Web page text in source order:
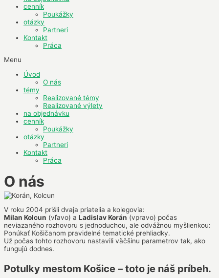
cenník
Poukážky
otázky
Partneri
Kontakt
Práca
Menu
Úvod
O nás
témy
Realizované témy
Realizované výlety
na objednávku
cenník
Poukážky
otázky
Partneri
Kontakt
Práca
O nás
V roku 2004 prišli dvaja priatelia a kolegovia:
Milan Kolcun (vľavo) a Ladislav Korán (vpravo) počas
neviazaného rozhovoru s jednoduchou, ale odvážnou myšlienkou:
Ponúkať Košičanom pravidelné tematické prehliadky.
Už počas tohto rozhovoru nastavili väčšinu parametrov tak, ako
fungujú dodnes.
Potulky mestom Košice – toto je náš príbeh.